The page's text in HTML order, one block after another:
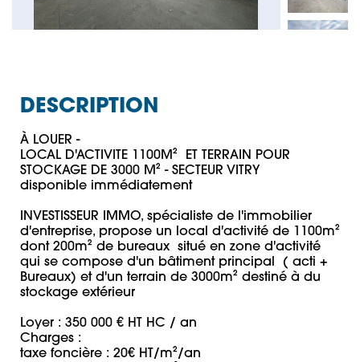
ACTUALITÉS
DESCRIPTION
À LOUER -
LOCAL D'ACTIVITE 1100M²  ET TERRAIN POUR
STOCKAGE DE 3000 M² - SECTEUR VITRY
disponible immédiatement
INVESTISSEUR IMMO, spécialiste de l'immobilier
d'entreprise, propose un local d'activité de 1100m²
dont 200m² de bureaux  situé en zone d'activité
qui se compose d'un bâtiment principal  ( acti +
Bureaux) et d'un terrain de 3000m² destiné à du
stockage extérieur
Loyer : 350 000 € HT HC / an
Charges :
taxe foncière : 20€ HT/m²/an